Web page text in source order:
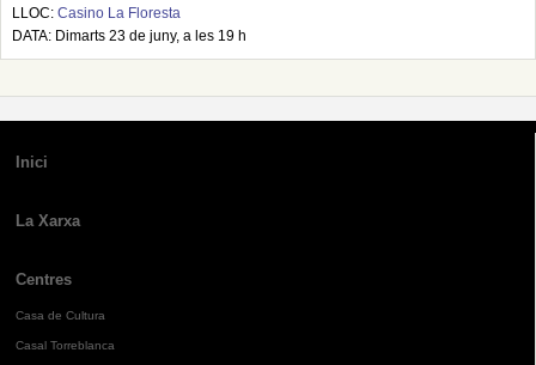
LLOC: Casino La Floresta
DATA: Dimarts 23 de juny, a les 19 h
Inici
La Xarxa
Centres
Casa de Cultura
Casal Torreblanca